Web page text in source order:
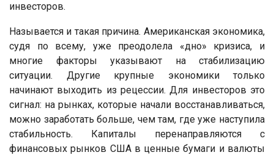
инвесторов.
Называется и такая причина. Американская экономика,
судя по всему, уже преодолела «дно» кризиса, и
многие факторы указывают на стабилизацию
ситуации. Другие крупные экономики только
начинают выходить из рецессии. Для инвесторов это
сигнал: на рынках, которые начали восстанавливаться,
можно заработать больше, чем там, где уже наступила
стабильность. Капиталы перенаправляются с
финансовых рынков США в ценные бумаги и валюты